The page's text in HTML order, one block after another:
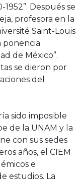
Después se
profesora en la
Saint-Louis
ponencia
de México”.
se dieron por
del
sido imposible
de la UNAM y la
con sus sedes
años, el CIEM
e
estudios. La